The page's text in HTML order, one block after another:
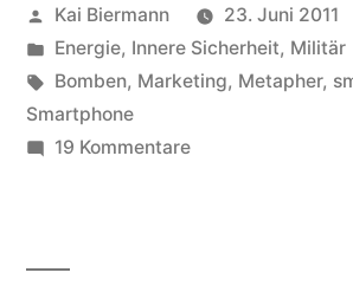
Veröffentlicht
von
Kai Biermann
23. Juni 2011
Veröffentlicht
in
Energie, Innere Sicherheit, Militär
Schlagwörter:
Bomben, Marketing, Metapher,
Smartphone
19 Kommentarezu